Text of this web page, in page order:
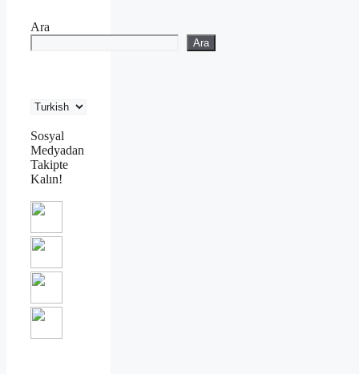
Ara
Ara
Sosyal
Medyadan
Takipte
Kalın!